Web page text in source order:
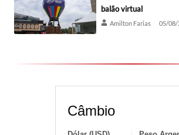
balão virtual
Amilton Farias 05/08/
Câmbio